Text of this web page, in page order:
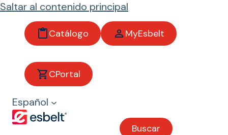
Saltar al contenido principal
Catálogo MyEsbelt
CPortal
Español
Buscar
Pescado y
moluscos